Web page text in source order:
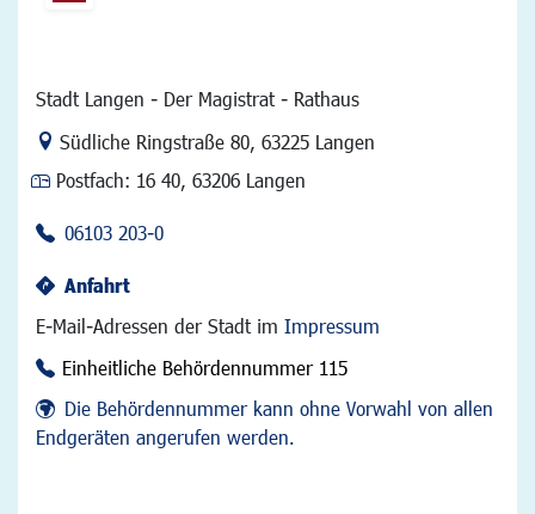
Stadt Langen - Der Magistrat - Rathaus
Link zur Google-Maps Navigation
Südliche Ringstraße 80, 63225 Langen
Postfach: 16 40, 63206 Langen
06103 203-0
Anfahrt
E-Mail-Adressen der Stadt im Impressum
Einheitliche Behördennummer 115
Die Behördennummer kann ohne Vorwahl von allen
Endgeräten angerufen werden.